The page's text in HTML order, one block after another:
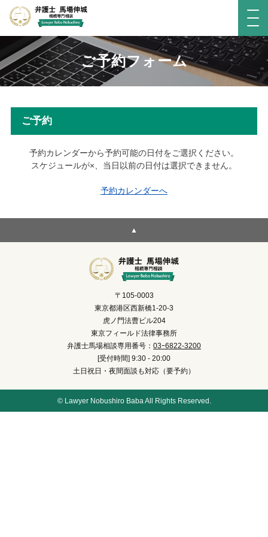
ご予約フォーム
ご予約
予約カレンダーから予約可能の日付をご選択ください。
スケジュールが×、当日以前の日付は選択できません。
予約カレンダーへ
▲
〒105-0003
東京都港区西新橋1-20-3
虎ノ門法曹ビル204
東京フィールド法律事務所
弁護士馬場相談専用番号： 03ｰ6822-3200
[受付時間] 9:30 - 20:00
土日祝日・夜間面談も対応（要予約）
© Lawyer Nobushiro Baba All Rights Reserved.